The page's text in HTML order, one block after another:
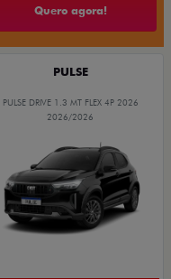
Quero agora!
PULSE
PULSE DRIVE 1.3 MT FLEX 4P 2026
2026/2026